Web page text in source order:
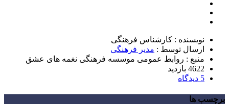
نویسنده : کارشناس فرهنگی
ارسال توسط : مدیر فرهنگی
منبع : روابط عمومی موسسه فرهنگی نغمه های عشق
4622 بازدید
5 دیدگاه
برچسب ها